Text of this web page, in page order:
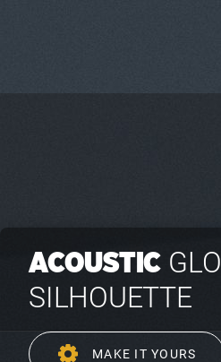
ACOUSTIC
SILHOUETTE
MAKE IT YOURS